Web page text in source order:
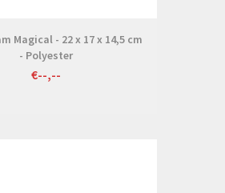
Magical - 22 x 17 x 14,5 cm
- Polyester
€--,--